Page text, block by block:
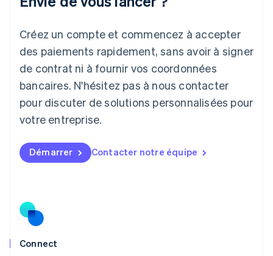
Créez un compte et commencez à accepter
des paiements rapidement, sans avoir à signer
de contrat ni à fournir vos coordonnées
bancaires. N'hésitez pas à nous contacter
pour discuter de solutions personnalisées pour
votre entreprise.
Démarrer Contacter notre équipe
Connect
Japon
Lettonie
English
Liechtenstein
DeutschEnglish
Lituanie
Luxembourg
FrançaisDeutschEnglish
English简体中文
Malte
English
Nouvelle-Zélande
English